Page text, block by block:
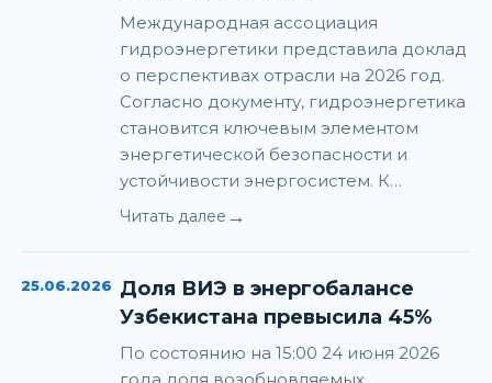
Международная ассоциация
гидроэнергетики представила доклад
о перспективах отрасли на 2026 год.
Согласно документу, гидроэнергетика
становится ключевым элементом
энергетической безопасности и
устойчивости энергосистем. К…
Читать далее →
25.06.2026 Доля ВИЭ в энергобалансе
Узбекистана превысила 45%
По состоянию на 15:00 24 июня 2026